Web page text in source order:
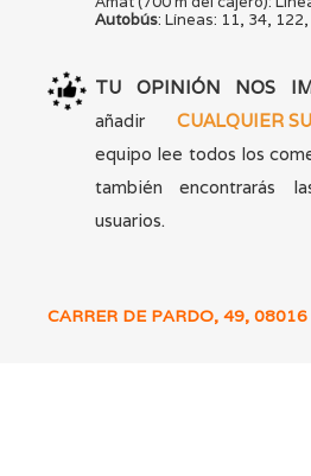
Autobús: Líneas: 11, 34, 122,
TU OPINIÓN NOS
añadir CUALQUIER
equipo lee todos los
también encontrarás
usuarios.
CARRER DE PARDO, 49,